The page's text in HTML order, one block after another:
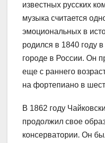
известных русских
музыка считается
эмоциональных в
родился в 1840 году
городе в России. Он
еще с раннего
на фортепиано в
В 1862 году
продолжил свое
консерватории. Он